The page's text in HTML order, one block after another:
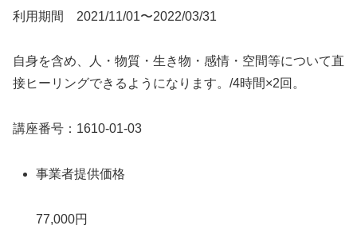
利用期間 2021/11/01〜2022/03/31
自身を含め、人・物質・生き物・感情・空間等について直
接ヒーリングできるようになります。/4時間×2回。
講座番号：1610-01-03
事業者提供価格
77,000円